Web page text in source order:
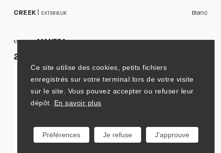
CREEK EXTERIEUR Blanc
MARQUE MANTRA
23,90 € TTC
Ce site utilise des cookies, petits fichiers
enregistrés sur votre terminal lors de votre visite
sur le site. Vous pouvez accepter ou refuser leur
dépôt. En savoir plus
Préférences Je refuse J'approuve